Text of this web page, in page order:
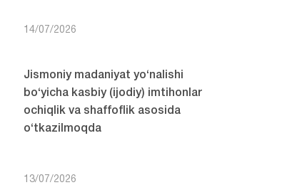
14/07/2026
Jismoniy madaniyat yo‘nalishi
bo‘yicha kasbiy (ijodiy) imtihonlar
ochiqlik va shaffoflik asosida
o‘tkazilmoqda
13/07/2026